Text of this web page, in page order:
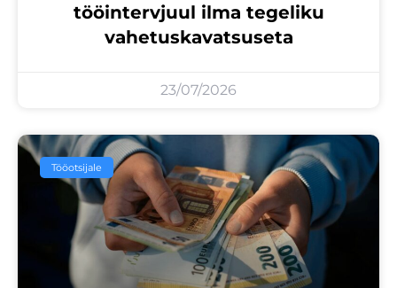
tööintervjuul ilma tegeliku
vahetuskavatsuseta
23/07/2026
Tööotsijale